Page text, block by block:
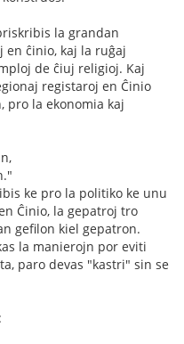
la grandan
en ĉinio, kaj la ruĝaj
de ĉiuj religioj. Kaj
registaroj en Ĉinio
pro la ekonomia kaj
ke pro la politiko ke unu
Ĉinio, la gepatroj tro
gefilon kiel gepatron.
la manierojn por eviti
paro devas "kastri" sin se